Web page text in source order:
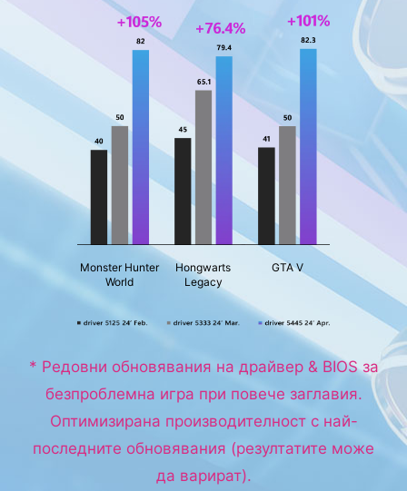
Monster Hunter
World
Hongwarts
Legacy
GTA V
* Редовни обновявания на драйвер & BIOS за
безпроблемна игра при повече заглавия.
Оптимизирана производителност с най-
последните обновявания (резултатите може
да варират).